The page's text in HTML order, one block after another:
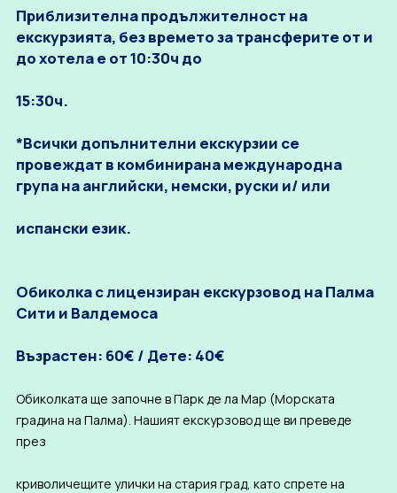
Приблизителна продължителност на
екскурзията, без времето за трансферите от и
до хотела е от 10:30ч до
15:30ч.
*Всички допълнителни екскурзии се
провеждат в комбинирана международна
група на английски, немски, руски и/ или
испански език.
Обиколка с лицензиран екскурзовод на Палма
Сити и Валдемоса
Възрастен: 60€ / Дете: 40€
Обиколката ще започне в Парк де ла Мар (Морската
градина на Палма). Нашият екскурзовод ще ви преведе
през
криволичещите улички на стария град, като спрете на